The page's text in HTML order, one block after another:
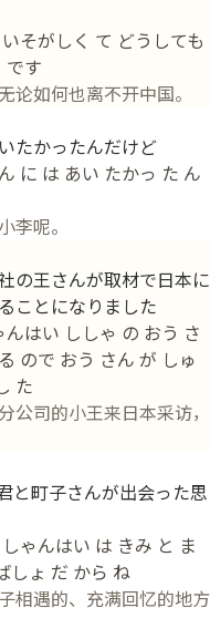
そがしく て どうしても
です
论如何也离不开中国。
たかったんだけど
に は あい たかっ た ん
李呢。
の王さんが取材で日本に
ことになりました
はい ししゃ の おう さ
ので おう さん が しゅ
た
司的小王来日本采访，
と町子さんが出会った思
ゃんはい は きみ と ま
しょ だ から ね
相遇的、充满回忆的地方